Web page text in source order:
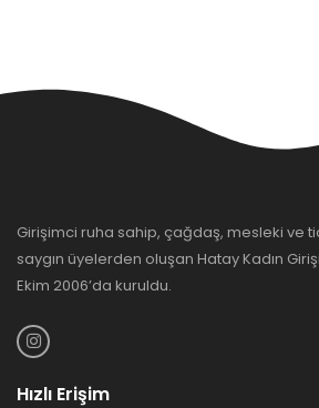
Girişimci ruha sahip, çağdaş, mesleki ve
saygın üyelerden oluşan Hatay Kadın
Ekim 2006’da kuruldu.
Hızlı Erişim